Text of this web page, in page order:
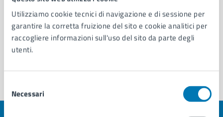
Utilizziamo cookie tecnici di navigazione e di sessione per
garantire la corretta fruizione del sito e cookie analitici per
raccogliere informazioni sull'uso del sito da parte degli
utenti.
delNecessari
Servizio Cultura
Vedi altri 1